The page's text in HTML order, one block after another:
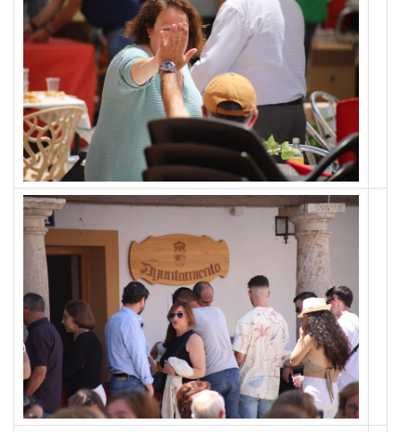
Telegram Imprimir